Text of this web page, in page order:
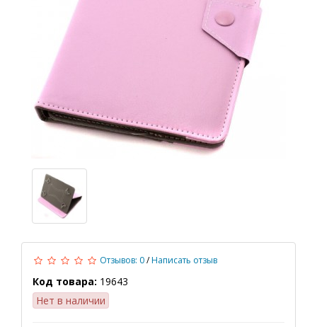
Отзывов: 0/Написать отзыв
Код товара: 19643
Нет в наличии